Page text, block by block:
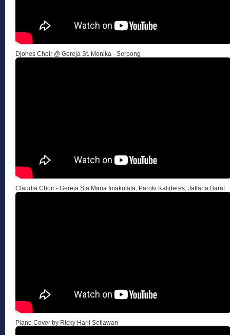
Djones Choir @ Gereja St. Monika - Serpong
Claudia Choir - Gereja Sta Maria Imakulata, Paroki Kalideres, Jakarta Barat
Piano Cover by Ricky Harli Setiawan